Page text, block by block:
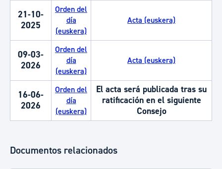
21-10-
2025
Orden del
día
(euskera)
Acta (euskera)
09-03-
2026
Orden del
día
(euskera)
Acta (euskera)
16-06-
2026
Orden del
día
(euskera)
El acta será publicada tras su
ratificación en el siguiente
Consejo
Documentos relacionados